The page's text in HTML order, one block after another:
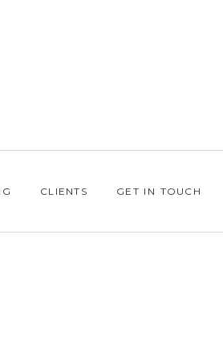
CLIENTS GET IN TOUCH